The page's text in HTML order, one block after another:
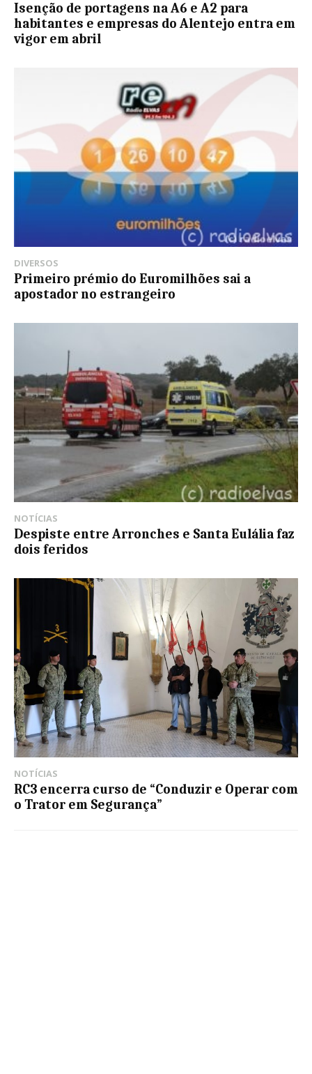
Isenção de portagens na A6 e A2 para
habitantes e empresas do Alentejo entra em
vigor em abril
DIVERSOS
Primeiro prémio do Euromilhões sai a
apostador no estrangeiro
NOTÍCIAS
Despiste entre Arronches e Santa Eulália faz
dois feridos
NOTÍCIAS
RC3 encerra curso de “Conduzir e Operar com
o Trator em Segurança”